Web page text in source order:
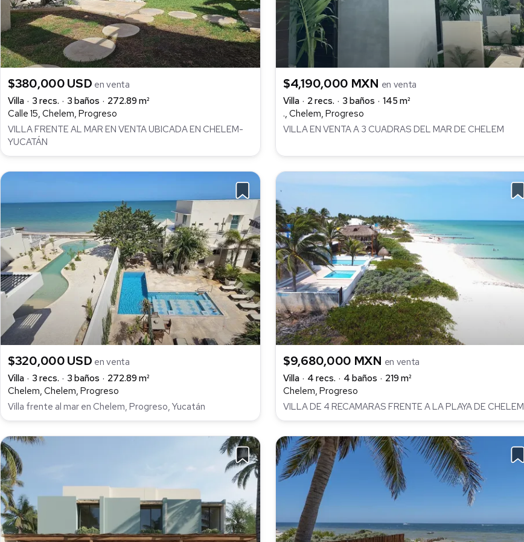
$380,000 USD en venta
Villa
3 recs. 3 baños
272.89 m²
Calle 15, Chelem, Progreso
VILLA FRENTE AL MAR EN VENTA UBICADA EN CHELEM-
YUCATÁN
$4,190,000 MXN en venta
Villa
2 recs. 3 baños
145 m²
., Chelem, Progreso
VILLA EN VENTA A 3 CUADRAS DEL MAR DE CHELEM
$320,000 USD en venta
Villa
3 recs. 3 baños
272.89 m²
Chelem, Chelem, Progreso
Villa frente al mar en Chelem, Progreso, Yucatán
$9,680,000 MXN en venta
Villa
4 recs. 4 baños
219 m²
Chelem, Progreso
VILLA DE 4 RECAMARAS FRENTE A LA PLAYA DE CHELEM